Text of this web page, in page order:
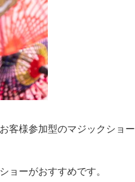
客様参加型のマジックショー
ョーがおすすめです。